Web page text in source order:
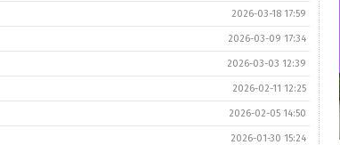
2026-03-18 17:59
2026-03-09 17:34
2026-03-03 12:39
2026-02-11 12:25
2026-02-05 14:50
2026-01-30 15:24